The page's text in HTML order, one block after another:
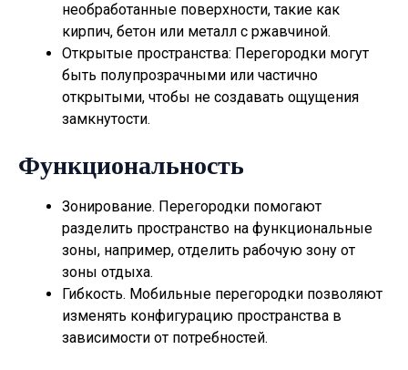
необработанные поверхности, такие как
кирпич, бетон или металл с ржавчиной.
Открытые пространства: Перегородки могут
быть полупрозрачными или частично
открытыми, чтобы не создавать ощущения
замкнутости.
Функциональность
Зонирование. Перегородки помогают
разделить пространство на функциональные
зоны, например, отделить рабочую зону от
зоны отдыха.
Гибкость. Мобильные перегородки позволяют
изменять конфигурацию пространства в
зависимости от потребностей.